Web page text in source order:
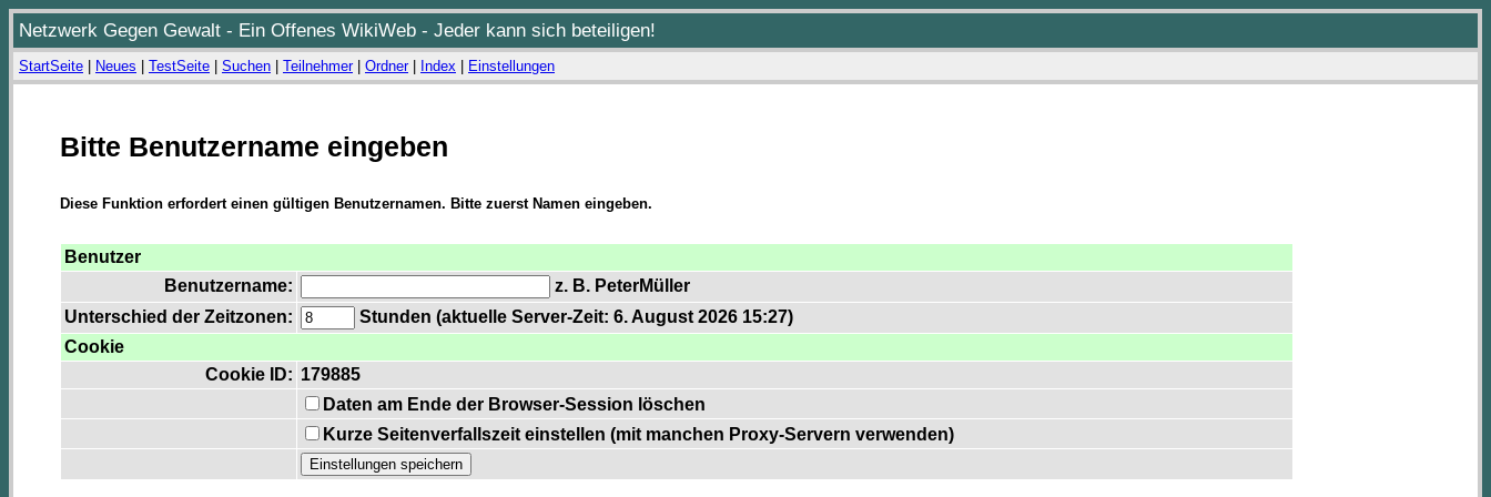
Netzwerk Gegen Gewalt - Ein Offenes WikiWeb - Jeder kann sich beteiligen!
StartSeite Neues TestSeite Suchen Teilnehmer| Ordner| Index Einstellungen
Bitte Benutzername eingeben
Diese Funktion erfordert einen gültigen Benutzernamen. Bitte zuerst Namen eingeben.
Benutzer
Benutzername:
z. B. PeterMüller
Unterschied der Zeitzonen:
Stunden (aktuelle Server-Zeit: 6. August 2026 15:27)
Cookie
Cookie ID: 179885
Daten am Ende der Browser-Session löschen
Kurze Seitenverfallszeit einstellen (mit manchen Proxy-Servern verwenden)